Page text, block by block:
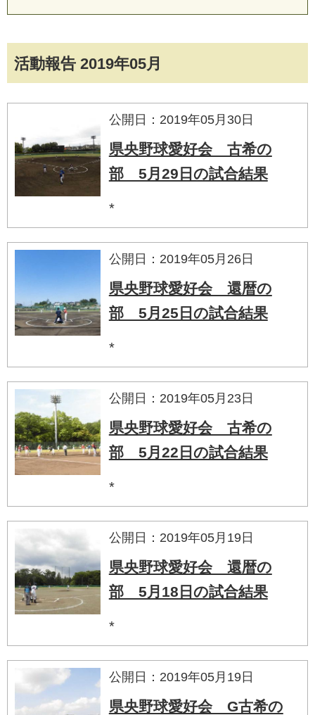
活動報告 2019年05月
公開日：2019年05月30日
県央野球愛好会 古希の
部 5月29日の試合結果
*
公開日：2019年05月26日
県央野球愛好会 還暦の
部 5月25日の試合結果
*
公開日：2019年05月23日
県央野球愛好会 古希の
部 5月22日の試合結果
*
公開日：2019年05月19日
県央野球愛好会 還暦の
部 5月18日の試合結果
*
公開日：2019年05月19日
県央野球愛好会 G古希の